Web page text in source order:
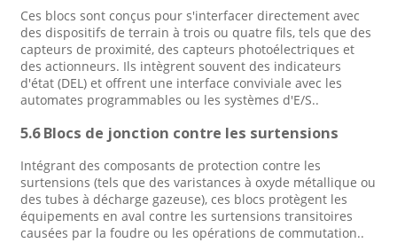
Ces blocs sont conçus pour s'interfacer directement avec
des dispositifs de terrain à trois ou quatre fils, tels que des
capteurs de proximité, des capteurs photoélectriques et
des actionneurs. Ils intègrent souvent des indicateurs
d'état (DEL) et offrent une interface conviviale avec les
automates programmables ou les systèmes d'E/S..
5.6 Blocs de jonction contre les surtensions
Intégrant des composants de protection contre les
surtensions (tels que des varistances à oxyde métallique ou
des tubes à décharge gazeuse), ces blocs protègent les
équipements en aval contre les surtensions transitoires
causées par la foudre ou les opérations de commutation..